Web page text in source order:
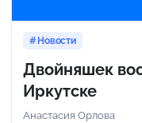
Новости
Двойняшек
Иркутске
Анастасия Орлова